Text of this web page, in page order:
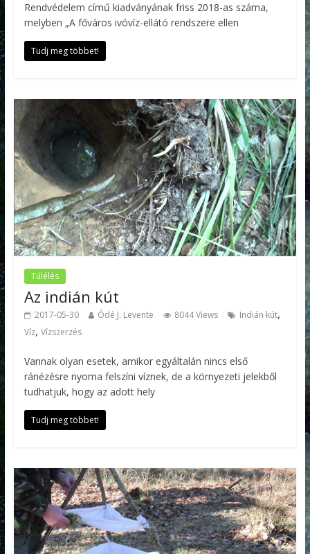
Rendvédelem című kiadványának friss 2018-as száma,
melyben „A főváros ivóvíz-ellátó rendszere ellen
Tudj meg többet!
Túlélés
Az indián kút
2017-05-30 Ódé J. Levente 8044 Views Indián kút,
Víz, Vízszerzés
Vannak olyan esetek, amikor egyáltalán nincs első
ránézésre nyoma felszíni víznek, de a környezeti jelekből
tudhatjuk, hogy az adott hely
Tudj meg többet!